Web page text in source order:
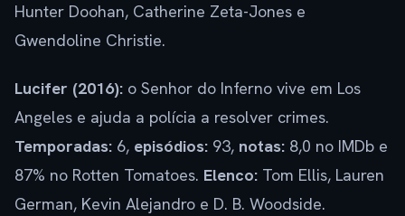
Hunter Doohan, Catherine Zeta-Jones e
Gwendoline Christie.
Lucifer (2016): o Senhor do Inferno vive em Los
Angeles e ajuda a polícia a resolver crimes.
Temporadas: 6, episódios: 93, notas: 8,0 no IMDb e
87% no Rotten Tomatoes. Elenco: Tom Ellis, Lauren
German, Kevin Alejandro e D. B. Woodside.